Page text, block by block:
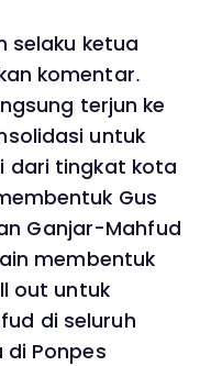
selaku ketua
komentar.
terjun ke
untuk
dari tingkat kota
Gus
Ganjar-Mahfud
membentuk
out untuk
di seluruh
di Ponpes